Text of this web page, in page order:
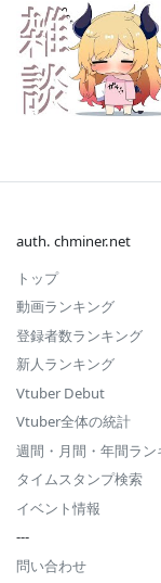
auth. chminer.net
トップ
動画ランキング
登録者数ランキング
新人ランキング
Vtuber Debut
Vtuber全体の統計
週間・月間・年間ラン
タイムスタンプ検索
イベント情報
---
問い合わせ